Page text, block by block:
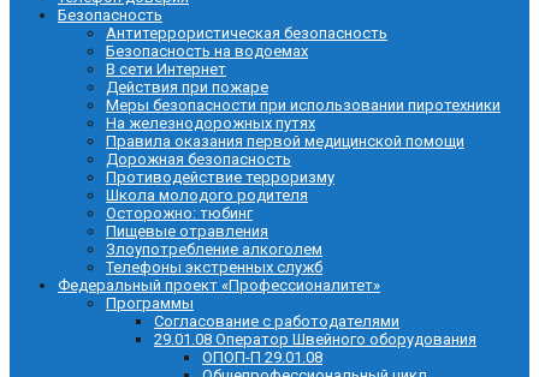
Безопасность
Антитеррористическая безопасность
Безопасность на водоемах
В сети Интернет
Действия при пожаре
Меры безопасности при использовании пиротехники
На железнодорожных путях
Правила оказания первой медицинской помощи
Дорожная безопасность
Противодействие терроризму
Школа молодого родителя
Осторожно: тюбинг
Пищевые отравления
Злоупотребление алкоголем
Телефоны экстренных служб
Федеральный проект «Профессионалитет»
Программы
Согласование с работодателями
29.01.08 Оператор Швейного оборудования
ОПОП-П 29.01.08